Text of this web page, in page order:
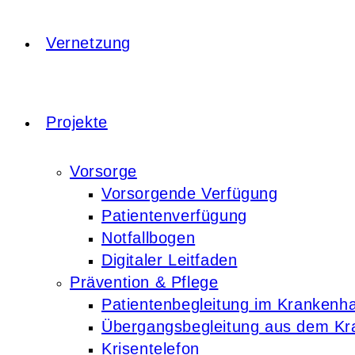
Vernetzung
Projekte
Vorsorge
Vorsorgende Verfügung
Patientenverfügung
Notfallbogen
Digitaler Leitfaden
Prävention & Pflege
Patientenbegleitung im
Übergangsbegleitung aus dem
Krisentelefon